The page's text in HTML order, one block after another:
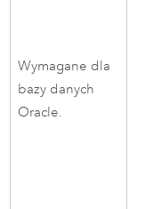
Wymagane dla
bazy danych
Oracle.